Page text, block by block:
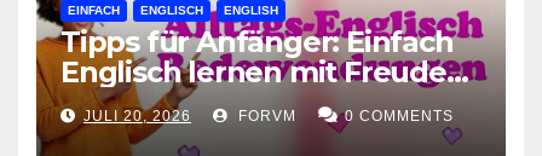
EINFACH ENGLISCH ENGLISH
Tipps für Anfänger: Einfach
Englisch lernen mit Freude
und Leichtigkeit
JULI 20, 2026 FORVM 0 COMMENTS